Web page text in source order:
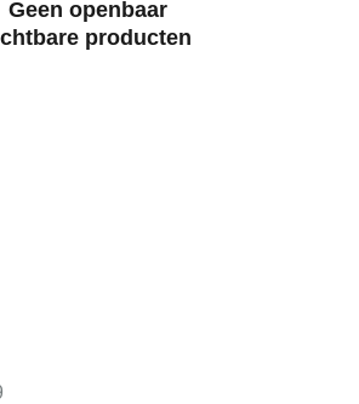
Geen openbaar
producten